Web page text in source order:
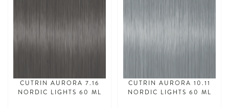
CUTRIN AURORA 7.16
NORDIC LIGHTS 60 ML
CUTRIN AURORA 10.11
NORDIC LIGHTS 60 ML